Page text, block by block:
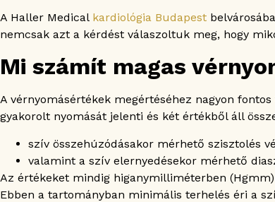
Légzési nehézség vagy hányinger
Zavartság vagy rohamok
A magas vérnyomás hatása a szervezetre
Szív
Agy
Szem
Hipertóniás krízis: mikor kell azonnal segítséget
Hogyan csökkenthető a magas vérnyomás
A Haller Medical kardiológia Budapest
nemcsak azt a kérdést válaszoltuk meg, hogy
Mi számít magas
A vérnyomásértékek megértéséhez nagyon
gyakorolt nyomását jelenti és két értékből áll
szív összehúzódásakor mérhető szisztolés
valamint a szív elernyedésekor mérhető
Az értékeket mindig higanymilliméterben
Ebben a tartományban minimális terhelés éri a